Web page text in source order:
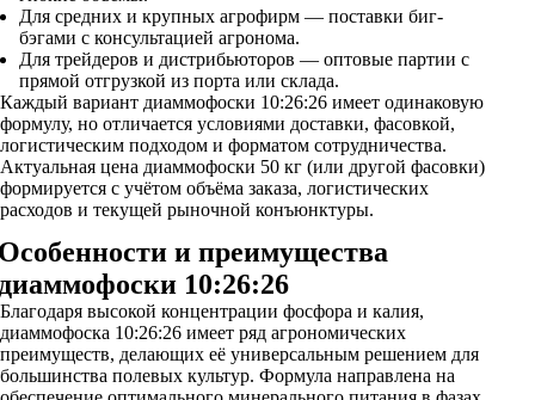
Для средних и крупных агрофирм — поставки биг-
бэгами с консультацией агронома.
Для трейдеров и дистрибьюторов — оптовые партии с
прямой отгрузкой из порта или склада.
Каждый вариант диаммофоски 10:26:26 имеет одинаковую
формулу, но отличается условиями доставки, фасовкой,
логистическим подходом и форматом сотрудничества.
Актуальная цена диаммофоски 50 кг (или другой фасовки)
формируется с учётом объёма заказа, логистических
расходов и текущей рыночной конъюнктуры.
и преимущества
10:26:26
Благодаря высокой концентрации фосфора и калия,
диаммофоска 10:26:26 имеет ряд агрономических
преимуществ, делающих её универсальным решением для
большинства полевых культур. Формула направлена на